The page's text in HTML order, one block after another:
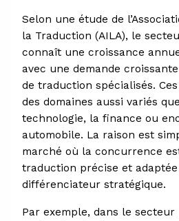
Selon une étude de
la Traduction (AILA), le
connaît une croissance
avec une demande
de traduction spécialisés.
des domaines aussi variés
technologie, la finance ou
automobile. La raison est
marché où la concurrence
traduction précise et
différenciateur stratégique.
Par exemple, dans le